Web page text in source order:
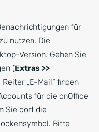
für
nutzen. Die
Version. Gehen Sie
(Extras >>
Reiter „E-Mail“ finden
für die onOffice
Sie dort die
Bitte